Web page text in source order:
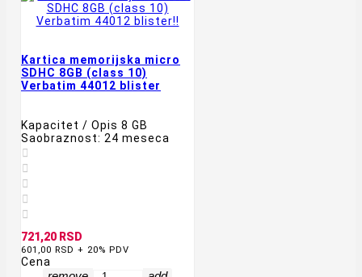
Kartica memorijska micro
SDHC 8GB (class 10)
Verbatim 44012 blister
Kapacitet / Opis 8 GB
Saobraznost: 24 meseca





721,20 RSD
601,00 RSD + 20% PDV
Cena